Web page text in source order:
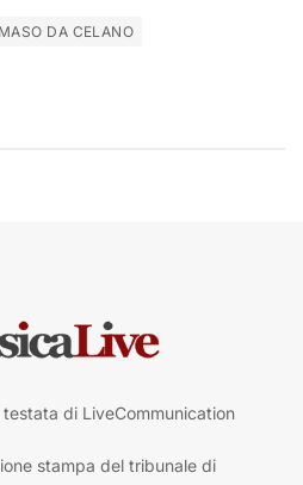
DA CELANO
testata di LiveCommunication
stampa del tribunale di